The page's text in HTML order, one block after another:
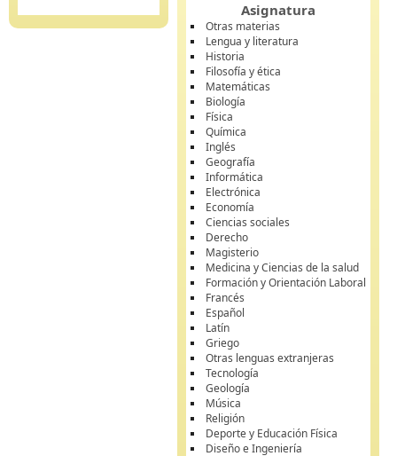
Asignatura
Otras materias
Lengua y literatura
Historia
Filosofía y ética
Matemáticas
Biología
Física
Química
Inglés
Geografía
Informática
Electrónica
Economía
Ciencias sociales
Derecho
Magisterio
Medicina y Ciencias de la salud
Formación y Orientación Laboral
Francés
Español
Latín
Griego
Otras lenguas extranjeras
Tecnología
Geología
Música
Religión
Deporte y Educación Física
Diseño e Ingeniería